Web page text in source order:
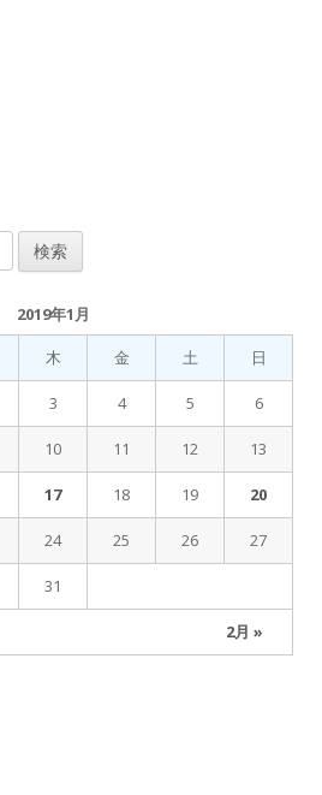
2019年1月
木 金 土 日
2月 »
3 4 5 6
10 11 12 13
17 18 19 20
24 25 26 27
31